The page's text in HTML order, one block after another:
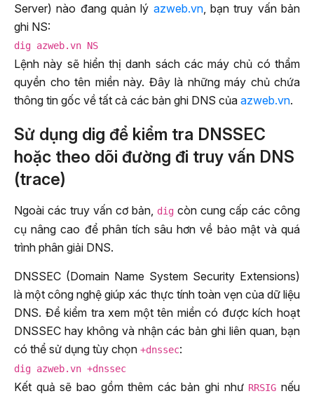
Server) nào đang quản lý azweb.vn, bạn truy vấn bản
ghi NS:
dig azweb.vn NS
Lệnh này sẽ hiển thị danh sách các máy chủ có thẩm
quyền cho tên miền này. Đây là những máy chủ chứa
thông tin gốc về tất cả các bản ghi DNS của azweb.vn.
Sử dụng dig để kiểm tra DNSSEC
hoặc theo dõi đường đi truy vấn DNS
(trace)
Ngoài các truy vấn cơ bản, dig còn cung cấp các công
cụ nâng cao để phân tích sâu hơn về bảo mật và quá
trình phân giải DNS.
DNSSEC (Domain Name System Security Extensions)
là một công nghệ giúp xác thực tính toàn vẹn của dữ liệu
DNS. Để kiểm tra xem một tên miền có được kích hoạt
DNSSEC hay không và nhận các bản ghi liên quan, bạn
có thể sử dụng tùy chọn +dnssec:
dig azweb.vn +dnssec
Kết quả sẽ bao gồm thêm các bản ghi như RRSIG nếu